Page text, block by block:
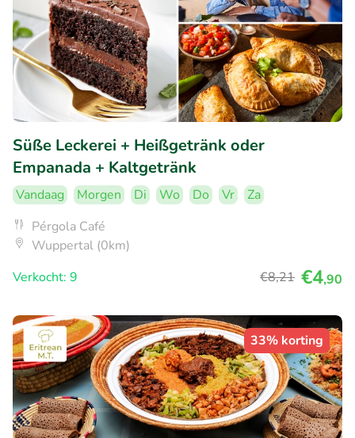
Süße Leckerei + Heißgetränk oder
Empanada + Kaltgetränk
Vandaag Morgen Di Wo Do Vr
Za
Pérgola Café
Wuppertal (0km)
Verkocht: 9
€8,21 €4,90
33% korting